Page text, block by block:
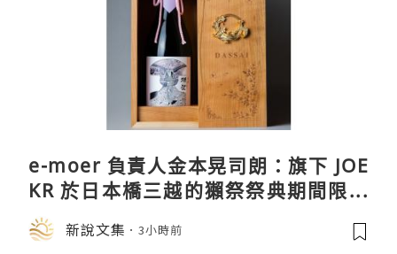
e-moer 負責人金本晃司朗：旗下 JOE
KR 於日本橋三越的獺祭祭典期間限定
店中，與日伸貴金属的東京銀器工匠一
同參展新說文集 3小時前